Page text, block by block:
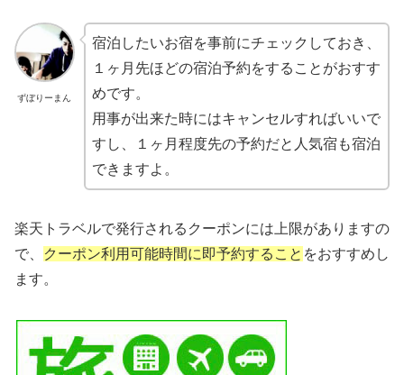
ずぼりーまん
宿泊したいお宿を事前にチェックしておき、
１ヶ月先ほどの宿泊予約をすることがおすす
めです。
用事が出来た時にはキャンセルすればいいで
すし、１ヶ月程度先の予約だと人気宿も宿泊
できますよ。
楽天トラベルで発行されるクーポンには上限がありますの
で、
クーポン利用可能時間に即予約すること をおすすめし
ます。